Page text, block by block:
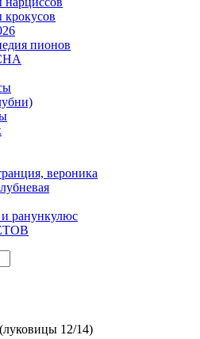
пионов
вероника
ранункулюс
12/14)